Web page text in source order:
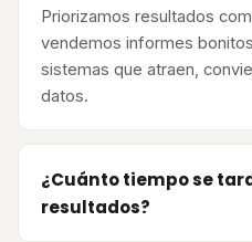
Priorizamos resultados
vendemos informes
sistemas que atraen,
datos.
¿Cuánto tiempo se
resultados?